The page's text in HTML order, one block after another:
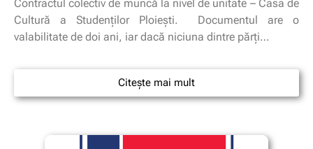
Contractul colectiv de muncă la nivel de unitate – Casa de
Cultură a Studenților Ploiești. Documentul are o
valabilitate de doi ani, iar dacă niciuna dintre părți…
Citește mai mult